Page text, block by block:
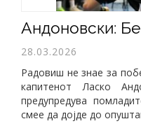
28.03.2026
Радовиш не знае за
капитенот Ласко
предупредува
смее да дојде до